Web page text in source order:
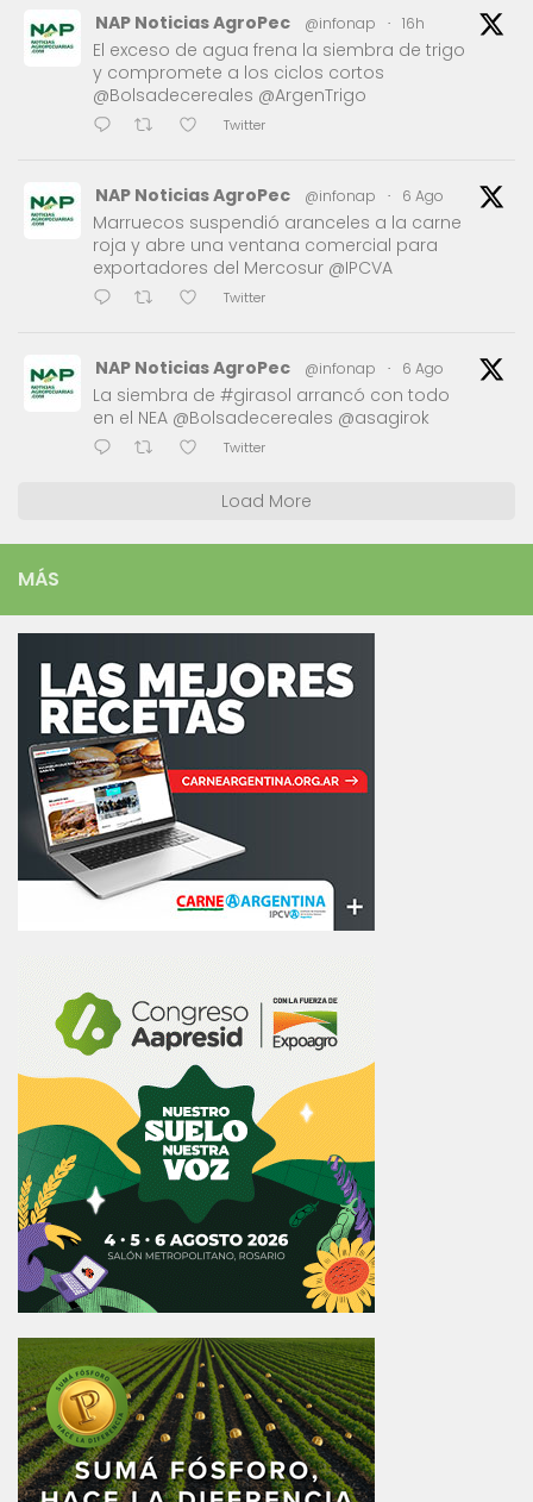
NAP Noticias AgroPec @infonap · 16h
El exceso de agua frena la siembra de trigo
y compromete a los ciclos cortos
@Bolsadecereales @ArgenTrigo
Twitter
NAP Noticias AgroPec @infonap · 6 Ago
Marruecos suspendió aranceles a la carne
roja y abre una ventana comercial para
exportadores del Mercosur @IPCVA
Twitter
NAP Noticias AgroPec @infonap · 6 Ago
La siembra de #girasol arrancó con todo
en el NEA @Bolsadecereales @asagirok
Twitter
Load More
MÁS